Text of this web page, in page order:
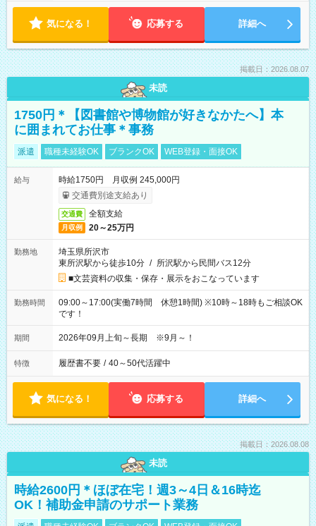
気になる！ 応募する 詳細へ
掲載日：2026.08.07
未読
1750円＊【図書館や博物館が好きなかたへ】本
に囲まれてお仕事＊事務
派遣 職種未経験OK ブランクOK WEB登録・面接OK
給与
時給1750円 月収例 245,000円
交通費別途支給あり
交通費 全額支給
月収例 20～25万円
勤務地
埼玉県所沢市
東所沢駅から徒歩10分 / 所沢駅から民間バス12分
■文芸資料の収集・保存・展示をおこなっています
勤務時間
09:00～17:00(実働7時間 休憩1時間) ※10時～18時もご相談OK
です！
期間 2026年09月上旬～長期 ※9月～！
特徴 履歴書不要 / 40～50代活躍中
気になる！ 応募する 詳細へ
掲載日：2026.08.08
未読
時給2600円＊ほぼ在宅！週3～4日＆16時迄
OK！補助金申請のサポート業務